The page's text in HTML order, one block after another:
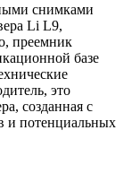
снимками
Li L9,
преемник
базе
это
созданная с
и потенциальных